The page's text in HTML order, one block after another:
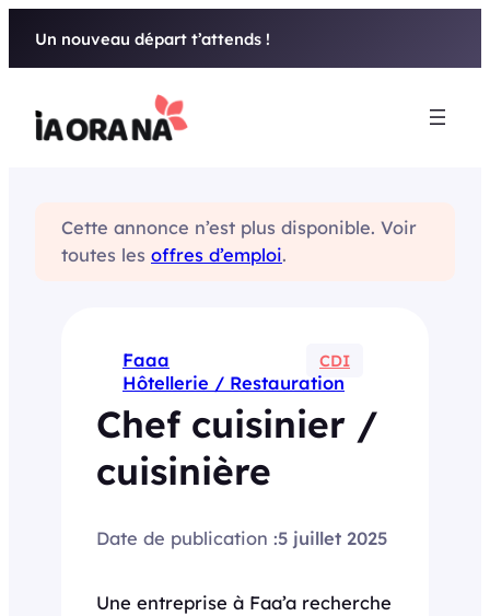
Un nouveau départ t’attends !
Cette annonce n’est plus disponible. Voir
toutes les offres d’emploi.
Faaa CDI
Hôtellerie / Restauration
Chef cuisinier /
cuisinière
Date de publication :5 juillet 2025
Une entreprise à Faa’a recherche